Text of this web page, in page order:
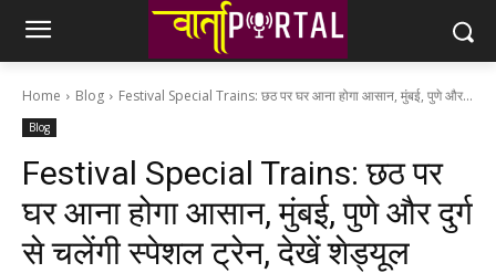
Home Blog Festival Special Trains: छठ पर घर आना होगा आसान, मुंबई, पुणे और...
Blog
Festival Special Trains: छठ पर
घर आना होगा आसान, मुंबई, पुणे और दुर्ग
से चलेंगी स्पेशल ट्रेन, देखें शेड्यूल